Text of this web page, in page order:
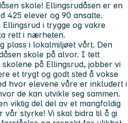
skole! Ellingsrudåsen er en
425 elever og 90 ansatte.
i trygge og vakre
rett i nærheten.
plass i lokalmiljøet vårt. Den
skole på alvor. I tett
skolene på Ellingsrud, jobber vi
et trygt og godt sted å vokse
hvor elevene våre er inkludert i
de kan utvikle seg sammen.
viktig del del av et mangfoldig
vår styrke! Vi skal bidra til å gi